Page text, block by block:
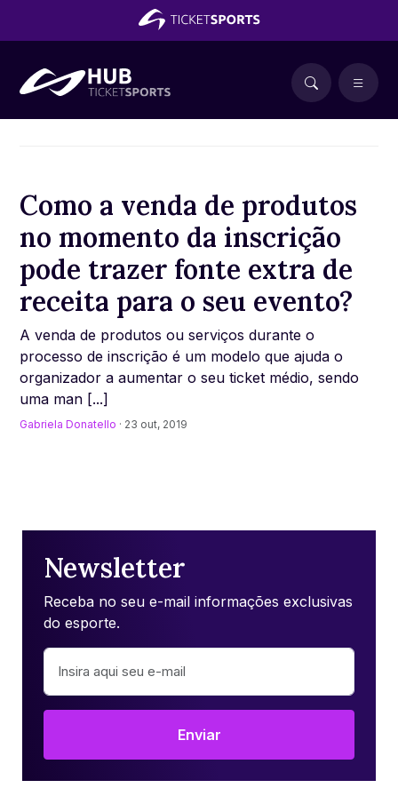
Como a venda de produtos
no momento da inscrição
pode trazer fonte extra de
receita para o seu evento?
A venda de produtos ou serviços durante o
processo de inscrição é um modelo que ajuda o
organizador a aumentar o seu ticket médio, sendo
uma man [...]
Gabriela Donatello · 23 out, 2019
Newsletter
Receba no seu e-mail informações exclusivas
do esporte.
Enviar